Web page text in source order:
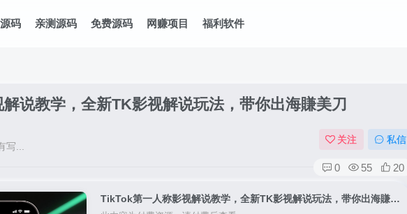
码 亲测源码 免费源码 网赚项目 福利软件
说教学，全新TK影视解说玩法，带你出海賺美刀
...
关注 私信
0 55 20
TikTok第一人称影视解说教学，全新TK影视解说玩法，带你出海賺美刀